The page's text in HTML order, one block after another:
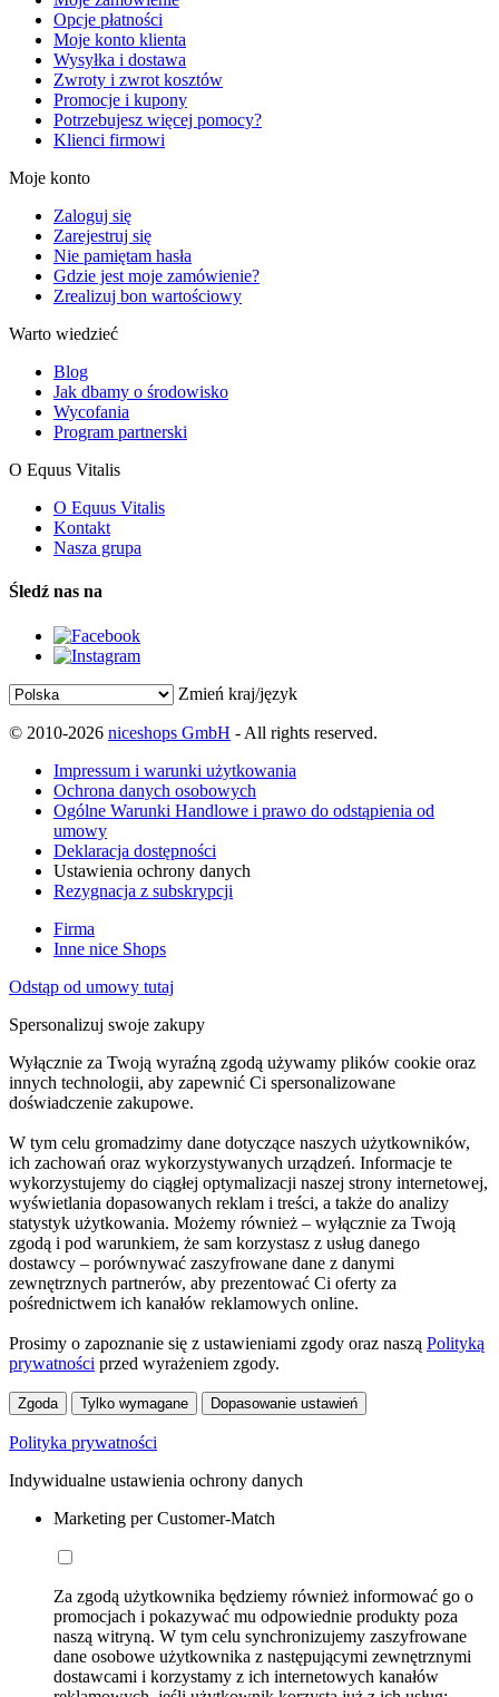
Opcje płatności
Moje konto klienta
Wysyłka i dostawa
Zwroty i zwrot kosztów
Promocje i kupony
Potrzebujesz więcej pomocy?
Klienci firmowi
Moje konto
Zaloguj się
Zarejestruj się
Nie pamiętam hasła
Gdzie jest moje zamówienie?
Zrealizuj bon wartościowy
Warto wiedzieć
Blog
Jak dbamy o środowisko
Wycofania
Program partnerski
O Equus Vitalis
O Equus Vitalis
Kontakt
Nasza grupa
Śledź nas na
Zmień kraj/język
© 2010-2026 niceshops GmbH - All rights reserved.
Impressum i warunki użytkowania
Ochrona danych osobowych
Ogólne Warunki Handlowe i prawo do odstąpienia od
umowy
Deklaracja dostępności
Ustawienia ochrony danych
Rezygnacja z subskrypcji
Firma
Inne nice Shops
Odstąp od umowy tutaj
Spersonalizuj swoje zakupy
Wyłącznie za Twoją wyraźną zgodą używamy plików cookie oraz
innych technologii, aby zapewnić Ci spersonalizowane
doświadczenie zakupowe.
W tym celu gromadzimy dane dotyczące naszych użytkowników,
ich zachowań oraz wykorzystywanych urządzeń. Informacje te
wykorzystujemy do ciągłej optymalizacji naszej strony internetowej,
wyświetlania dopasowanych reklam i treści, a także do analizy
statystyk użytkowania. Możemy również – wyłącznie za Twoją
zgodą i pod warunkiem, że sam korzystasz z usług danego
dostawcy – porównywać zaszyfrowane dane z danymi
zewnętrznych partnerów, aby prezentować Ci oferty za
pośrednictwem ich kanałów reklamowych online.
Prosimy o zapoznanie się z ustawieniami zgody oraz naszą Polityką
prywatności przed wyrażeniem zgody.
Zgoda Tylko wymagane Dopasowanie ustawień
Polityka prywatności
Indywidualne ustawienia ochrony danych
Marketing per Customer-Match
Za zgodą użytkownika będziemy również informować go o
promocjach i pokazywać mu odpowiednie produkty poza
naszą witryną. W tym celu synchronizujemy zaszyfrowane
dane osobowe użytkownika z następującymi zewnętrznymi
dostawcami i korzystamy z ich internetowych kanałów